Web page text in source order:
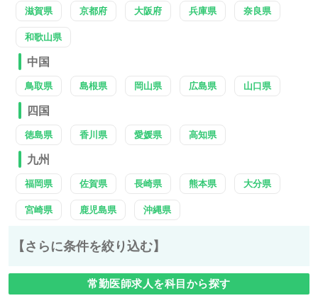
滋賀県 京都府 大阪府 兵庫県 奈良県
和歌山県
中国
鳥取県 島根県 岡山県 広島県 山口県
四国
徳島県 香川県 愛媛県 高知県
九州
福岡県 佐賀県 長崎県 熊本県 大分県
宮崎県 鹿児島県 沖縄県
【さらに条件を絞り込む】
常勤医師求人を科目から探す